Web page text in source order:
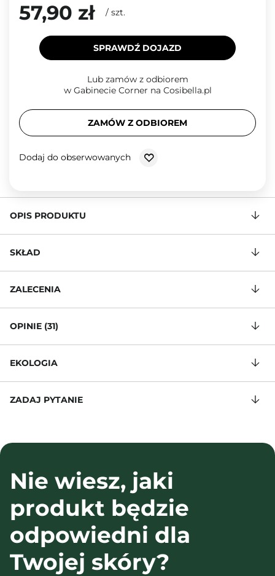
57,90 zł / szt.
SPRAWDŹ DOJAZD
Lub zamów z odbiorem
w Gabinecie Corner na Cosibella.pl
ZAMÓW Z ODBIOREM
Dodaj do obserwowanych
OPIS PRODUKTU
SKŁAD
ZALECENIA
OPINIE (31)
EKOLOGIA
ZADAJ PYTANIE
Nie wiesz, jaki
produkt będzie
odpowiedni dla
Twojej skóry?